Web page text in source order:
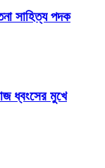
সাহিত্য পদক
ধ্বংসের মুখে